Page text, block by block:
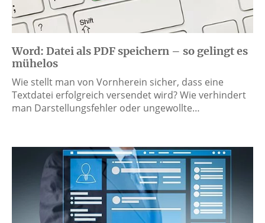
Word: Datei als PDF speichern – so gelingt es
mühelos
Wie stellt man von Vornherein sicher, dass eine
Textdatei erfolgreich versendet wird? Wie verhindert
man Darstellungsfehler oder ungewollte…